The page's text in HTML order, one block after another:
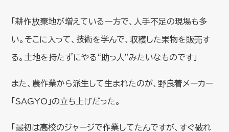
「耕作放棄地が増えている一方で、人手不足の現場も多
い。そこに入って、技術を学んで、収穫した果物を販売す
る。土地を持たずにやる“助っ人”みたいなものです」
また、農作業から派生して生まれたのが、野良着メーカー
「SAGYO」の立ち上げだった。
「最初は高校のジャージで作業してたんですが、すぐ破れ